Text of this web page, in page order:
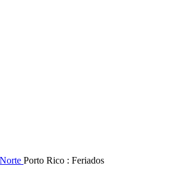
Porto Rico : Feriados